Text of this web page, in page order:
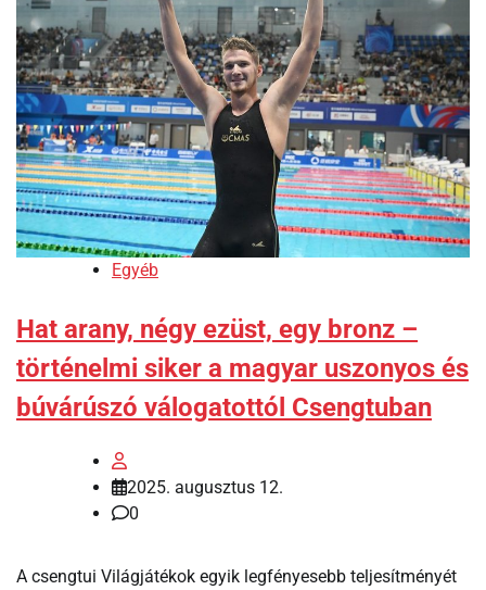
Egyéb
Hat arany, négy ezüst, egy bronz –
történelmi siker a magyar uszonyos és
búvárúszó válogatottól Csengtuban
2025. augusztus 12.
0
A csengtui Világjátékok egyik legfényesebb teljesítményét